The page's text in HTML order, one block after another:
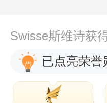
Swisse斯维诗获
已点亮荣誉